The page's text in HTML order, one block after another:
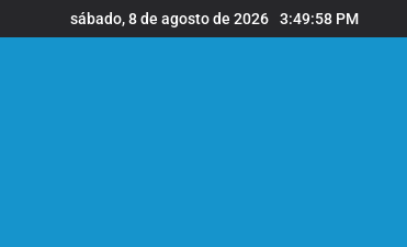
al
sábado, 8 de agosto de 2026 3:50:00 PM